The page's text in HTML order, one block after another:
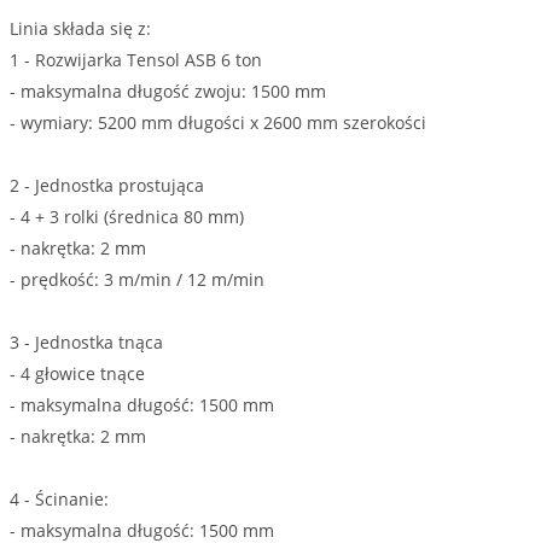
Linia składa się z:
1 - Rozwijarka Tensol ASB 6 ton
- maksymalna długość zwoju: 1500 mm
- wymiary: 5200 mm długości x 2600 mm szerokości
2 - Jednostka prostująca
- 4 + 3 rolki (średnica 80 mm)
- nakrętka: 2 mm
- prędkość: 3 m/min / 12 m/min
3 - Jednostka tnąca
- 4 głowice tnące
- maksymalna długość: 1500 mm
- nakrętka: 2 mm
4 - Ścinanie:
- maksymalna długość: 1500 mm